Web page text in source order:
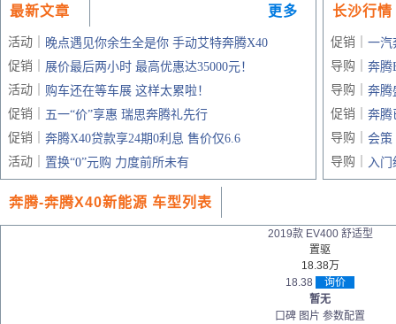
最新文章 更多
活动｜
晚点遇见你余生全是你 手动艾特奔腾X40
促销｜ 展价最后两小时 最高优惠达35000元！
活动｜ 购车还在等车展 这样太累啦！
促销｜ 五一“价”享惠 瑞思奔腾礼先行
促销｜ 奔腾X40贷款享24期0利息 售价仅6.6
活动｜ 置换“0”元购 力度前所未有
长沙行情
促销｜ 一汽
导购｜ 奔腾
导购｜ 奔腾
促销｜ 奔腾
导购｜ 会策
导购｜
入门
奔腾-奔腾X40新能源 车型列表
2019款 EV400 舒适型
置驱
18.38万
18.38
询价
暂无
口碑 图片 参数配置